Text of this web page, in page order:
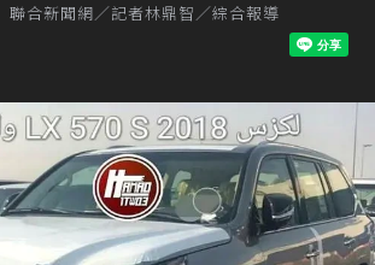
聯合新聞網／記者林鼎智／綜合報導